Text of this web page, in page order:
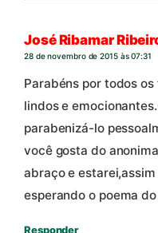
José Ribamar
28 de novembro de 2015 às 07:31
Parabéns por todos
lindos e
parabenizá-lo
você gosta do
abraço e
esperando o poema
Responder